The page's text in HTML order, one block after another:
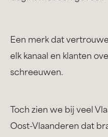
Een merk dat
elk kanaal en klanten
schreeuwen.
Toch zien we bij veel
Oost-Vlaanderen dat